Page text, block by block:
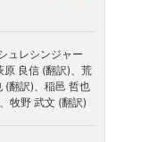
ュレシンジャー
原 良信 (翻訳)、荒
(翻訳)、稲邑 哲也
牧野 武文 (翻訳)